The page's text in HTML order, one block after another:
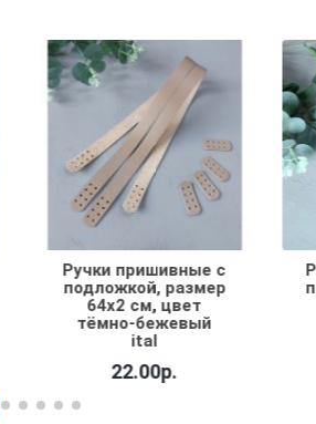
Ручки пришивные с
подложкой, размер
64х2 см, цвет
вишня
20.00р.